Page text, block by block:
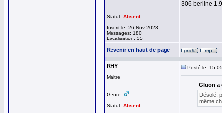
Statut: Absent
Inscrit le: 26 Nov 2023
Messages: 180
Localisation: 35
306 berline
Revenir en haut de page
RHY
Maitre
Genre:
Statut: Absent
Posté le: 15
Gluon a
Désolé,
même